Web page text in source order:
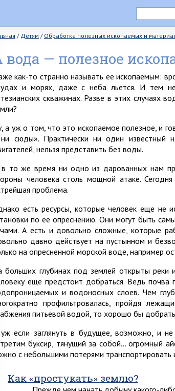
/ Детям / Обработка полезных ископаемых и
вода — полезное
как-то странно называть ее ископаемым:
и морях, даже с неба льется. И тем
скважинах. Разве в этих случаях
а уж о том, что это ископаемое полезное, и
сюды». Практически ни один известный
нельзя представить без воды.
то же время ни одно из дарованных нам
человека столь мощной атаке.
проблема.
есть ресурсы, которые человек еще не
по ее опреснению. Они могут быть
А есть и довольно сложные, которые
давно действует на пустынном и
на опресненной морской воде, например
больших глубинах под землей открыты
еще предстоит добраться. Ведь
и водоносных слоев. Чем
профильтровалась, пройдя
питьевой водой, то хорошо бы
если заглянуть в будущее, возможно, и
буксир, тянущий за собой… огромный
с небольшими потерями
Как «простукать» землю?